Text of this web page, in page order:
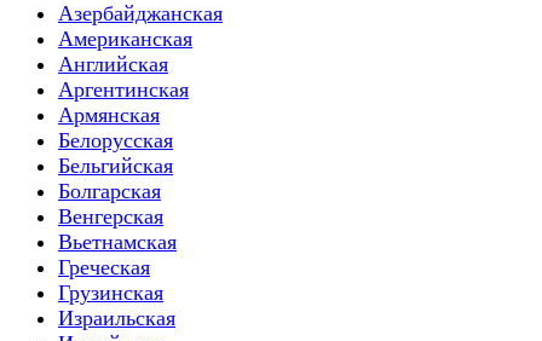
Азербайджанская
Американская
Английская
Аргентинская
Армянская
Белорусская
Бельгийская
Болгарская
Венгерская
Вьетнамская
Греческая
Грузинская
Израильская